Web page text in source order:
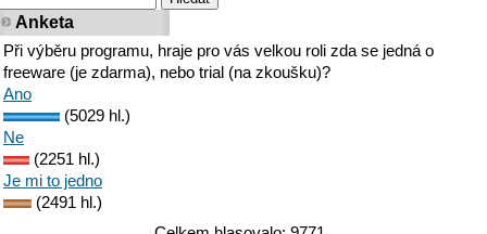
Anketa
Při výběru programu, hraje pro vás velkou roli zda se jedná o
freeware (je zdarma), nebo trial (na zkoušku)?
Ano
(5029 hl.)
Ne
(2251 hl.)
Je mi to jedno
(2491 hl.)